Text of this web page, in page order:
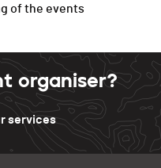
of the events
organiser?
services